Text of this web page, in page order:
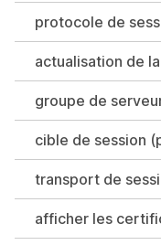
protocole de
actualisation de
groupe de
cible de session
transport de
afficher les